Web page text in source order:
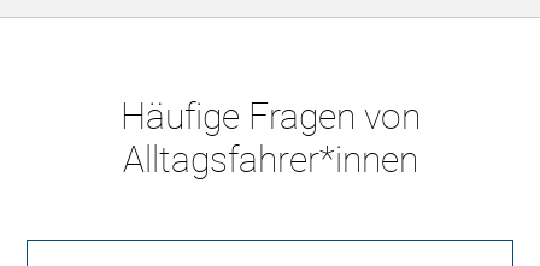
Häufige Fragen von
Alltagsfahrer*innen